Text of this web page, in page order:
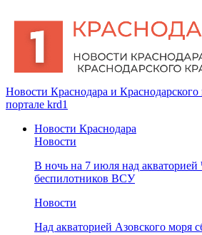
Новости Краснодара и Краснодарского
портале krd1
Новости Краснодара
Новости
В ночь на 7 июля над
беспилотников ВСУ
Новости
Над акваторией Азовского